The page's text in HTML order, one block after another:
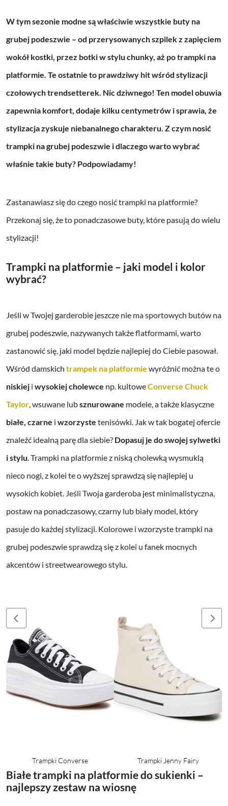
W tym sezonie modne są właściwie wszystkie buty na
grubej podeszwie – od przerysowanych szpilek z zapięciem
wokół kostki, przez botki w stylu chunky, aż po trampki na
platformie. Te ostatnie to prawdziwy hit wśród stylizacji
czołowych trendsetterek. Nic dziwnego! Ten model obuwia
zapewnia komfort, dodaje kilku centymetrów i sprawia, że
stylizacja zyskuje niebanalnego charakteru. Z czym nosić
trampki na grubej podeszwie i dlaczego warto wybrać
właśnie takie buty? Podpowiadamy!
Zastanawiasz się do czego nosić trampki na platformie?
Przekonaj się, że to ponadczasowe buty, które pasują do wielu
stylizacji!
Trampki na platformie – jaki model i kolor
wybrać?
Jeśli w Twojej garderobie jeszcze nie ma sportowych butów na
grubej podeszwie, nazywanych także flatformami, warto
zastanowić się, jaki model będzie najlepiej do Ciebie pasował.
Wśród damskich trampek na platformie wyróżnić można te o
niskiej i wysokiej cholewce np. kultoweConverse Chuck
Taylor,wsuwane lubsznurowane modele, a także klasyczne
białe, czarne i wzorzyste tenisówki. Jak w tak bogatej ofercie
znaleźć idealną parę dla siebie? Dopasuj je do swojej sylwetki
i stylu. Trampki na platformie z niską cholewką wysmuklą
nieco nogi, z kolei te o wyższej sprawdzą się najlepiej u
wysokich kobiet. Jeśli Twoja garderoba jest minimalistyczna,
postaw na ponadczasowy, czarny lub biały model, który
pasuje do każdej stylizacji. Kolorowe i wzorzyste trampki na
grubej podeszwie sprawdzą się z kolei u fanek mocnych
akcentów i streetwearowego stylu.
Trampki Converse Trampki Jenny Fairy
Białe trampki na platformie do sukienki –
najlepszy zestaw na wiosnę